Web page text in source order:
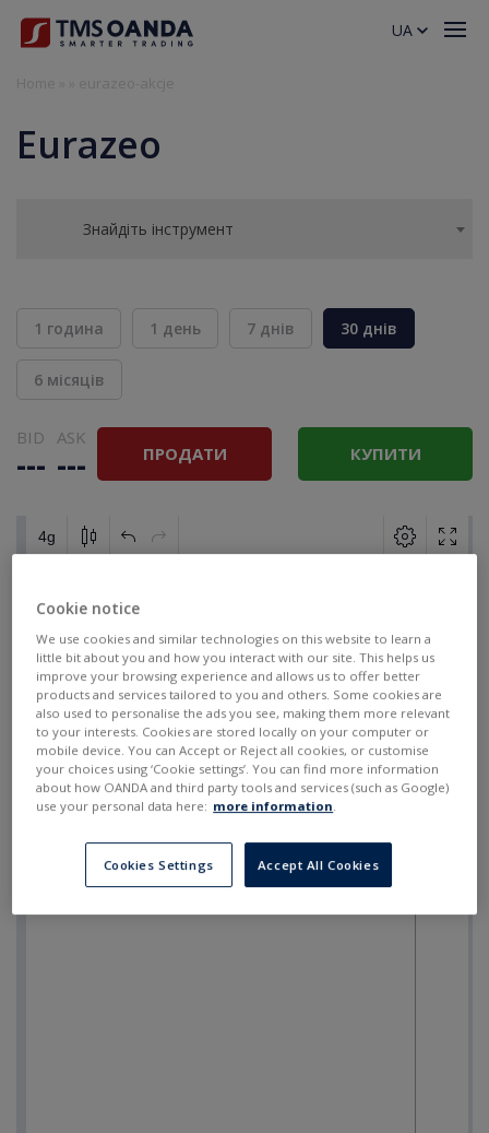
Eurazeo
Знайдіть інструмент
1 година 1 день 7 днів 30 днів
6 місяців
BID
---
ASK
--- ПРОДАТИ КУПИТИ
UA
Cookie notice
We use cookies and similar technologies on this website to learn a
little bit about you and how you interact with our site. This helps us
improve your browsing experience and allows us to offer better
products and services tailored to you and others. Some cookies are
also used to personalise the ads you see, making them more relevant
to your interests. Cookies are stored locally on your computer or
mobile device. You can Accept or Reject all cookies, or customise
your choices using ‘Cookie settings’. You can find more information
about how OANDA and third party tools and services (such as Google)
use your personal data here: more information.
Cookies Settings Accept All Cookies